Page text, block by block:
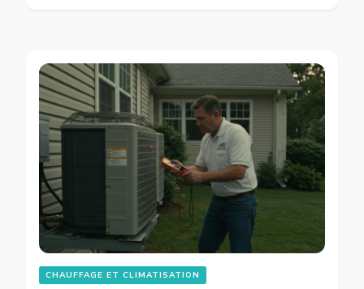
CHAUFFAGE ET CLIMATISATION